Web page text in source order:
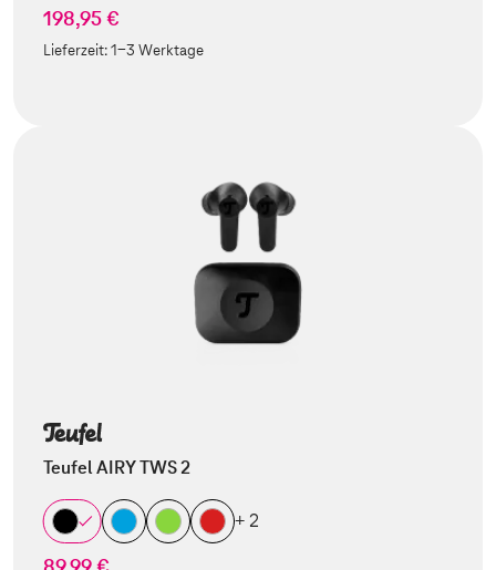
198,95 €
Lieferzeit:1-3 Werktage
Teufel AIRY TWS 2
+ 2